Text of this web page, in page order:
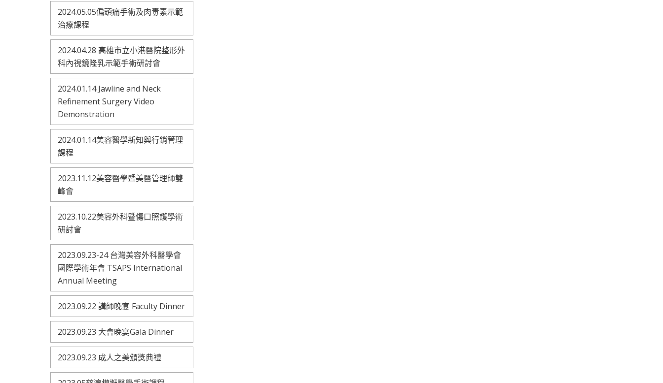
2024.05.05偏頭痛手術及肉毒素示範
治療課程
2024.04.28 高雄市立小港醫院整形外
科內視鏡隆乳示範手術研討會
2024.01.14 Jawline and Neck
Refinement Surgery Video
Demonstration
2024.01.14美容醫學新知與行銷管理
課程
2023.11.12美容醫學暨美醫管理師雙
峰會
2023.10.22美容外科暨傷口照護學術
研討會
2023.09.23-24 台灣美容外科醫學會
國際學術年會 TSAPS International
Annual Meeting
2023.09.22 講師晚宴 Faculty Dinner
2023.09.23 大會晚宴Gala Dinner
2023.09.23 成人之美頒獎典禮